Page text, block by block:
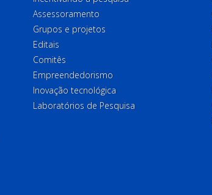
Assessoramento
Grupos e projetos
Editais
Comitês
Empreendedorismo
Inovação tecnológica
Laboratórios de Pesquisa